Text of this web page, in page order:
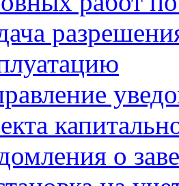
о